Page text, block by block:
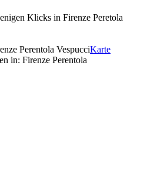
Klicks in Firenze Peretola
Perentola VespucciKarte
in: Firenze Perentola